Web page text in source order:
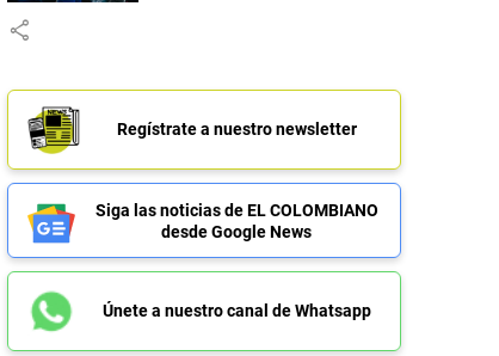
share
Regístrate a nuestro newsletter
Siga las noticias de EL COLOMBIANO
desde Google News
Únete a nuestro canal de Whatsapp